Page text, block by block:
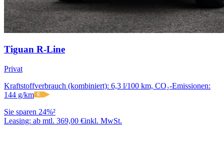
Tiguan R-Line
Privat
Kraftstoffverbrauch (kombiniert): 6,3 l/100 km, CO₂-Emissionen:
144 g/km E
Sie sparen 24%²
Leasing: ab mtl. 369,00 €inkl. MwSt.